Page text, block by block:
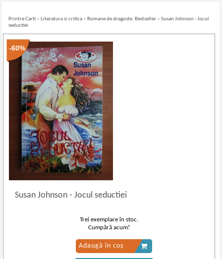
Printre Carti » Literatura si critica » Romane de dragoste. Bestseller »Susan Johnson - Jocul
seductiei
-60%
Susan Johnson- Jocul seductiei
Trei exemplare în stoc.
Cumpără acum!
Adaugă în coș